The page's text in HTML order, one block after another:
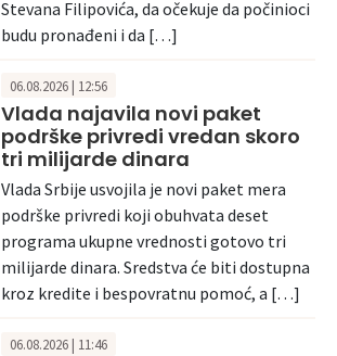
Stevana Filipovića, da očekuje da počinioci
budu pronađeni i da […]
06.08.2026 | 12:56
Vlada najavila novi paket
podrške privredi vredan skoro
tri milijarde dinara
Vlada Srbije usvojila je novi paket mera
podrške privredi koji obuhvata deset
programa ukupne vrednosti gotovo tri
milijarde dinara. Sredstva će biti dostupna
kroz kredite i bespovratnu pomoć, a […]
06.08.2026 | 11:46